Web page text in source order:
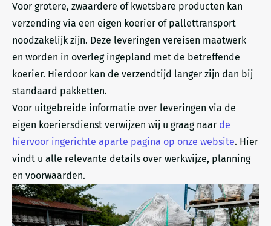
Voor grotere, zwaardere of kwetsbare producten kan
verzending via een eigen koerier of pallettransport
noodzakelijk zijn. Deze leveringen vereisen maatwerk
en worden in overleg ingepland met de betreffende
koerier. Hierdoor kan de verzendtijd langer zijn dan bij
standaard pakketten.
Voor uitgebreide informatie over leveringen via de
eigen koeriersdienst verwijzen wij u graag naar de
hiervoor ingerichte aparte pagina op onze website. Hier
vindt u alle relevante details over werkwijze, planning
en voorwaarden.